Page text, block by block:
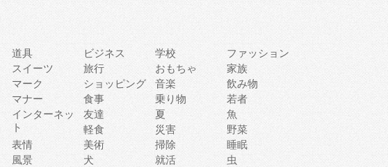
道具 ビジネス 学校
ファッション
スイーツ 旅行 おもちゃ
家族
マーク ショッピング 音楽
飲み物
マナー 食事 乗り物
若者
インターネッ
ト
友達 夏
魚
軽食
災害
野菜
表情 美術 掃除
睡眠
風景 犬 就活
虫